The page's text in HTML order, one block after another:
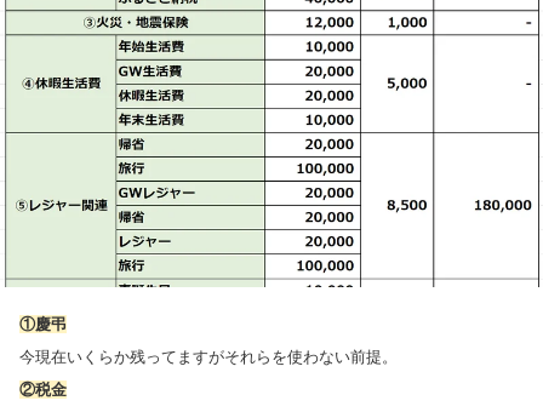
①慶弔
今現在いくらか残ってますがそれらを使わない前提。
②税金